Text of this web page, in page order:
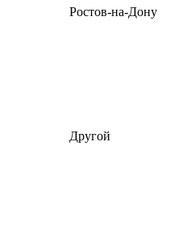
Ростов-на-Дону
Другой